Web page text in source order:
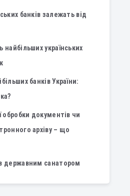
банків залежать від
найбільших українських
банків України:
обробки документів чи
архіву – що
державним санатором